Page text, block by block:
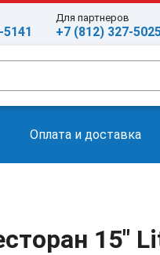
Для партнеров
+7 (812) 327-
Оплата и доставка
15"